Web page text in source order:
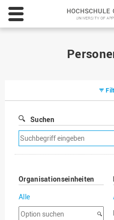
Suchen
Suchfilter
entfernen
Organisationseinheiten
Alle
Option